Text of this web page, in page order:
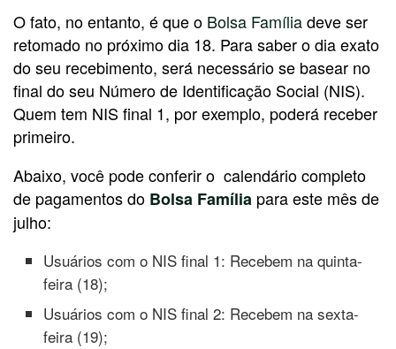
O fato, no entanto, é que o Bolsa Famíliadeve ser
retomado no próximo dia 18. Para saber o dia exato
do seu recebimento, será necessário se basear no
final do seu Número de Identificação Social (NIS).
Quem tem NIS final 1, por exemplo, poderá receber
primeiro.
Abaixo, você pode conferir o calendáriocompleto
de pagamentos do Bolsa Família para este mês de
julho:
Usuários com o NIS final 1: Recebem na quinta-
feira (18);
Usuários com o NIS final 2: Recebem na sexta-
feira (19);